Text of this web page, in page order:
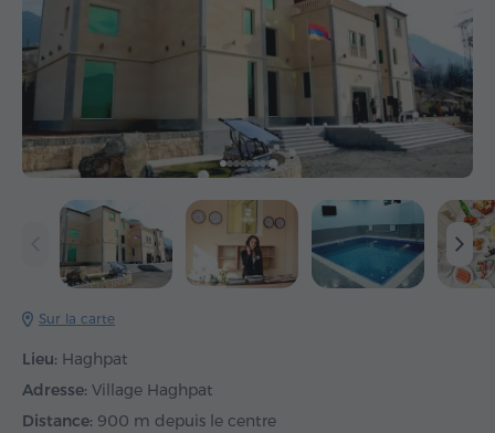
Sur la carte
Lieu: Haghpat
Adresse: Village Haghpat
Distance: 900 m depuis le centre